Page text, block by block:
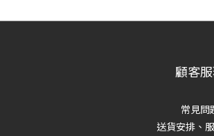
顧客
常見問
送貨安排、